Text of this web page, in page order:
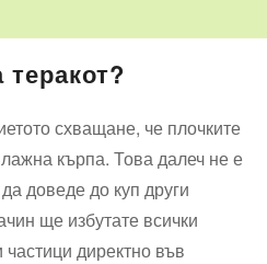
схващане, че плочките
кърпа. Това далеч не е
доведе до куп други
ще избутате всички
директно във